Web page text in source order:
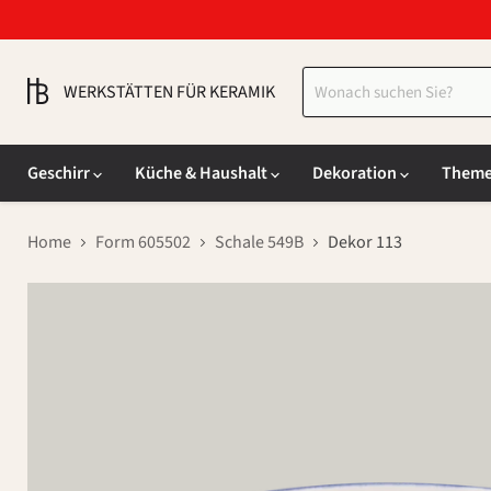
WERKSTÄTTEN FÜR KERAMIK
Geschirr
Küche & Haushalt Dekoration
Home Form 605502 Schale 549B Dekor 113